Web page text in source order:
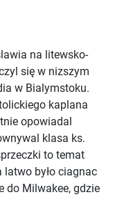
na litewsko-
się w nizszym
w Bialymstoku.
kaplana
opowiadal
klasa ks.
to temat
było ciagnac
do Milwakee, gdzie